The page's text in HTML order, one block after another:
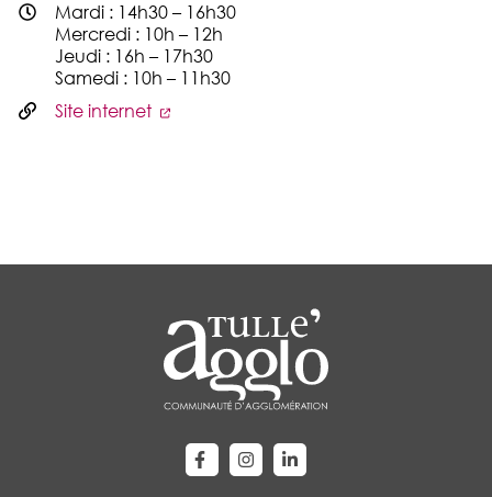
Mardi : 14h30 – 16h30
Mercredi : 10h – 12h
Jeudi : 16h – 17h30
Samedi : 10h – 11h30
Site internet
Lien vers le compte Facebook
Lien vers le compte Instagram
Lien vers le compte